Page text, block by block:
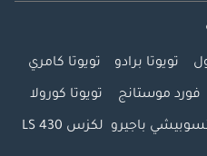
تويوتا برادو تويوتا كامري
فورد موستانج تويوتا كورولا
باجيرو لكزس LS 430